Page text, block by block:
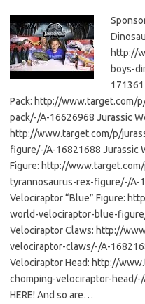
http://
boys-
Pack: http://www.target.com/
pack/-/A-16626968 Jurassic
http://www.target.com/p/
figure/-/A-16821688 Jurassic
Figure: http://
tyrannosaurus-rex-figure/-/A-
Velociraptor “Blue” Figure:
world-velociraptor-blue-
Velociraptor Claws: http://
velociraptor-claws/-/A-
Velociraptor Head: http://
chomping-velociraptor-head/-/
HERE! And so are…